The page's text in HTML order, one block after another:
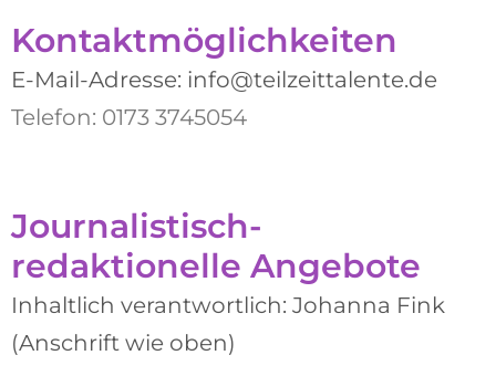
Kontaktmöglichkeiten
E-Mail-Adresse: info@teilzeittalente.de
Telefon: 0173 3745054
Journalistisch-
redaktionelle Angebote
Inhaltlich verantwortlich: Johanna Fink
(Anschrift wie oben)